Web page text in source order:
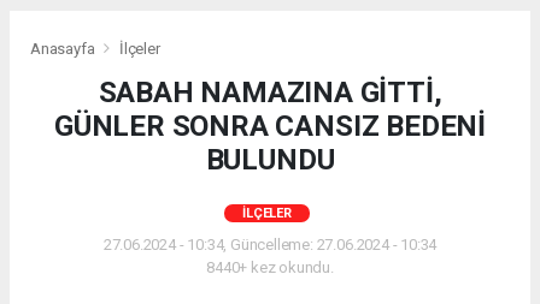
Anasayfa İlçeler
SABAH NAMAZINA GİTTİ,
GÜNLER SONRA CANSIZ BEDENİ
BULUNDU
İLÇELER
27.06.2024 - 10:34, Güncelleme: 27.06.2024 - 10:34
8440+ kez okundu.